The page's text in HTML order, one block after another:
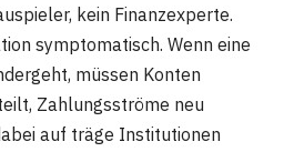
kein Finanzexperte.
symptomatisch. Wenn eine
müssen Konten
Zahlungsströme neu
auf träge Institutionen